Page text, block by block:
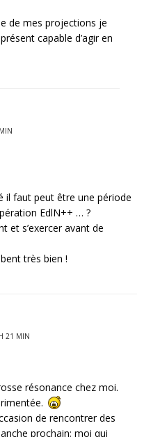
de mes projections je
capable d’agir en
il faut peut être une période
EdlN++ … ?
et s’exercer avant de
très bien !
21 MIN
résonance chez moi.
de rencontrer des
prochain; moi qui